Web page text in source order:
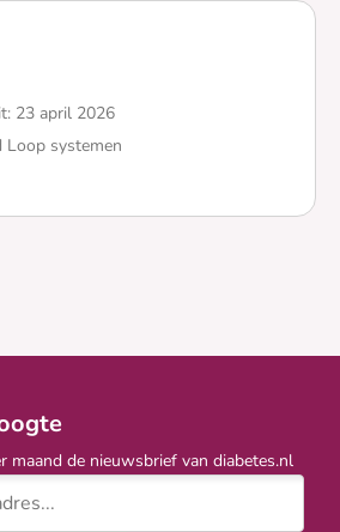
23 april 2026
Loop systemen
toen........
maand de nieuwsbrief van diabetes.nl